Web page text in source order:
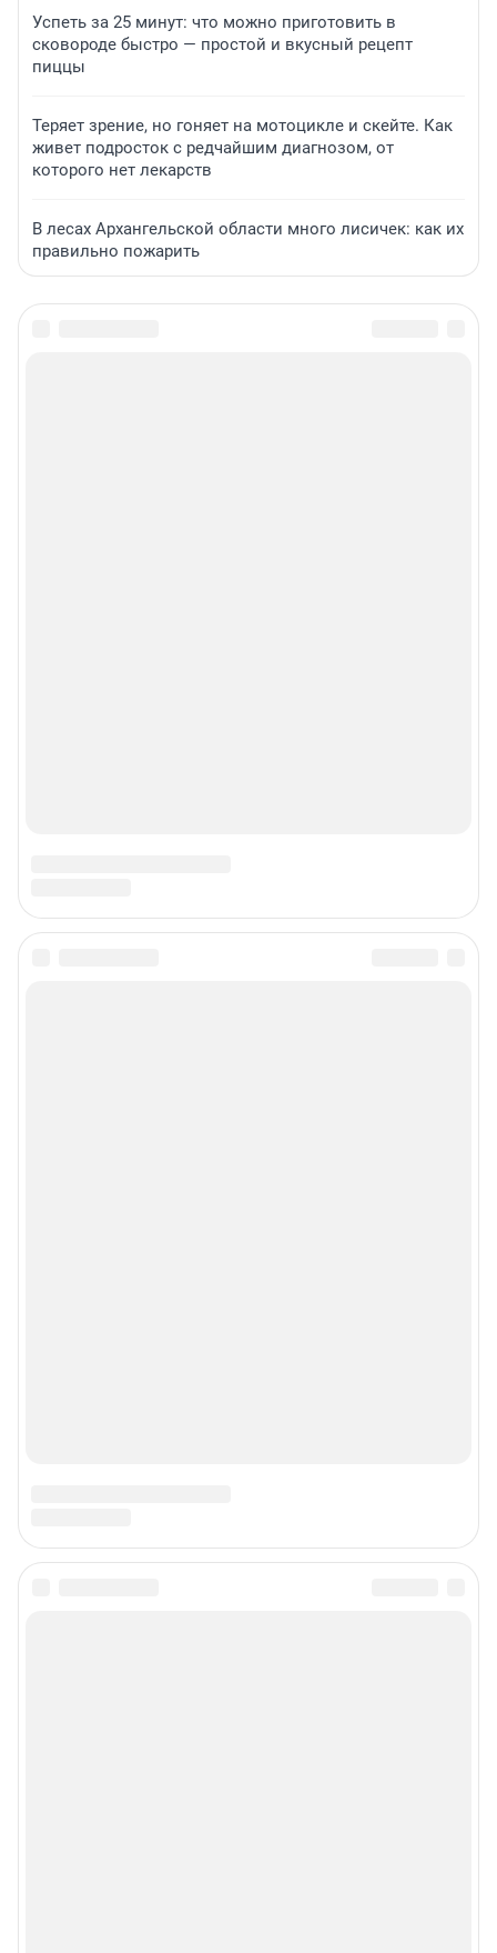
Успеть за 25 минут: что можно приготовить в
сковороде быстро — простой и вкусный рецепт
пиццы
Теряет зрение, но гоняет на мотоцикле и скейте. Как
живет подросток с редчайшим диагнозом, от
которого нет лекарств
В лесах Архангельской области много лисичек: как их
правильно пожарить